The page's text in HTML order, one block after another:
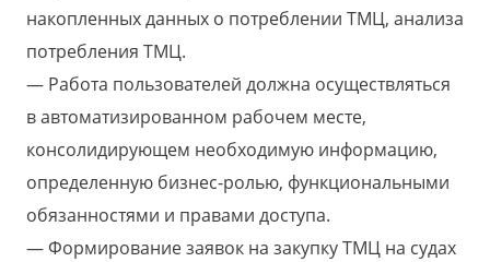
накопленных данных о потреблении ТМЦ, анализа
потребления ТМЦ.
Работа пользователей должна осуществляться
в автоматизированном рабочем месте,
консолидирующем необходимую информацию,
определенную бизнес-ролью, функциональными
обязанностями и правами доступа.
Формирование заявок на закупку ТМЦ на судах